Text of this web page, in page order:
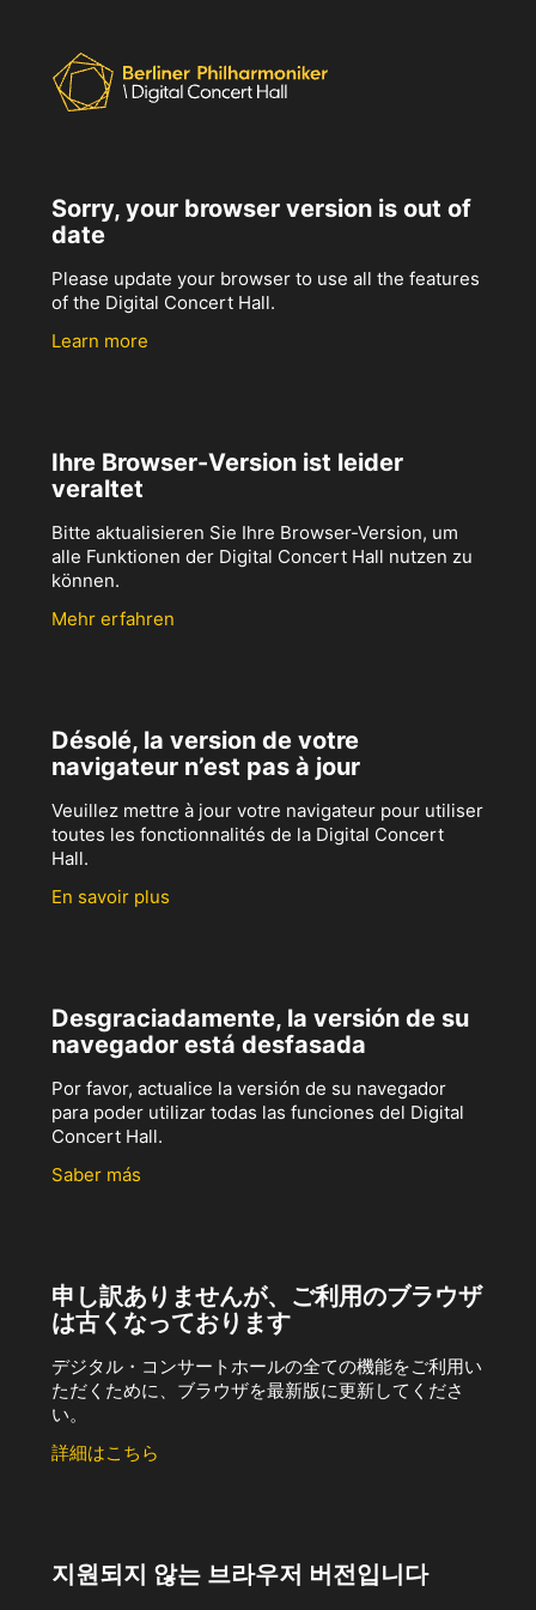
Sorry, your browser version is out of
date
Please update your browser to use all the features
of the Digital Concert Hall.
Learn more
Ihre Browser-Version ist leider
veraltet
Bitte aktualisieren Sie Ihre Browser-Version, um
alle Funktionen der Digital Concert Hall nutzen zu
können.
Mehr erfahren
Désolé, la version de votre
navigateur n’est pas à jour
Veuillez mettre à jour votre navigateur pour utiliser
toutes les fonctionnalités de la Digital Concert
Hall.
En savoir plus
Desgraciadamente, la versión de su
navegador está desfasada
Por favor, actualice la versión de su navegador
para poder utilizar todas las funciones del Digital
Concert Hall.
Saber más
申し訳ありませんが、ご利用のブラウザ
は古くなっております
デジタル・コンサートホールの全ての機能をご利用い
ただくために、ブラウザを最新版に更新してくださ
い。
詳細はこちら
지원되지 않는 브라우저 버전입니다